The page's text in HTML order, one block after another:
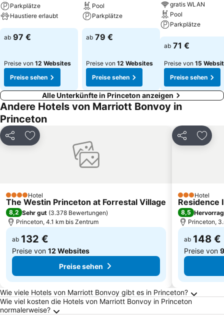
Parkplätze
Haustiere erlaubt
ab 97 €
Preise von 12 Websites
Preise sehen
Pool
Parkplätze
ab 79 €
Preise von 12 Websites
Preise sehen
gratis WLAN
Pool
Parkplätze
ab 71 €
Preise von 15
Preise sehen
Alle Unterkünfte in Princeton anzeigen
Andere Hotels von Marriott Bonvoy in
Princeton
Teilen Zu Favoriten hinzufügen
4 SterneHotel
The Westin Princeton at Forrestal Village
8,2 Sehr gut (3.378 Bewertungen)
Princeton, 4.1 km bis Zentrum
ab 132 €
Preise von 12 Websites
Preise sehen
Teilen Zu
3 Sterne
Hotel
Residence
8,5
Princeton,
ab 148 €
Preise von
Häufig gestellte Fragen zu Princeton
Wie viele Hotels von Marriott Bonvoy gibt es in Princeton?
Wie viel kosten die Hotels von Marriott Bonvoy in Princeton
normalerweise?